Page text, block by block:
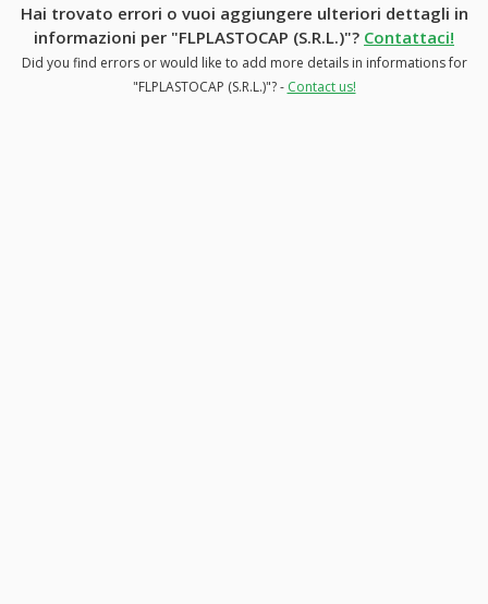
Hai trovato errori o vuoi aggiungere ulteriori dettagli in
informazioni per "FLPLASTOCAP (S.R.L.)"? Contattaci!
Did you find errors or would like to add more details in informations for
"FLPLASTOCAP (S.R.L.)"? - Contact us!